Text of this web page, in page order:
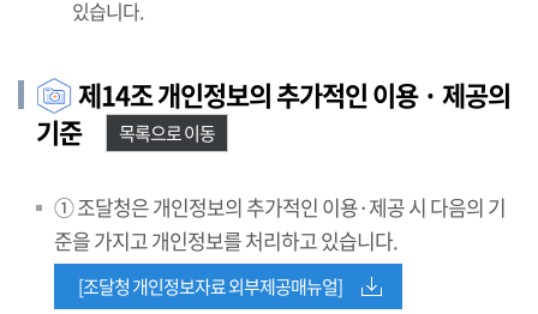
있습니다.
제14조 개인정보의 추가적인 이용 · 제공의
기준
목록으로 이동
① 조달청은 개인정보의 추가적인 이용·제공 시 다음의 기
준을 가지고 개인정보를 처리하고 있습니다.
[조달청 개인정보자료 외부제공매뉴얼]